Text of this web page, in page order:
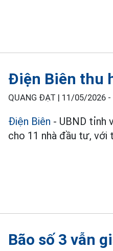
Điện Biên thu
QUANG ĐẠT | 11/05/2026 -
Điện Biên - UBND tỉnh
cho 11 nhà đầu tư,
Bão số 3 vẫn